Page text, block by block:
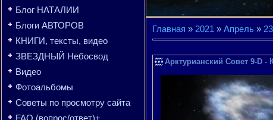
Блог НАТАЛИИ
Блоги АВТОРОВ
КНИГИ, тексты, видео
ЗВЕЗДНЫЙ Небосвод
Видео
Фотоальбомы
Советы по просмотру сайта
FAQ (вопрос/ответ)+
Главная » 2021 » Апрель » 23
Арктурианский Совет 9-D -